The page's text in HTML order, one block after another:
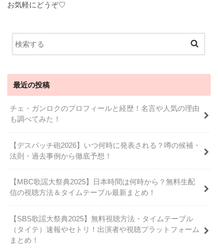
お気軽にどうぞ♡
最近の投稿
チェ・ガンロクのプロフィールと経歴！名言や人気の理由
も調べてみた！
【デスパッチ砲2026】いつ何時に発表される？噂の候補・
法則・過去事例から徹底予想！
【MBC歌謡大祭典2025】日本時間は何時から？無料生配
信の視聴方法＆タイムテーブル最新まとめ！
【SBS歌謡大祭典2025】無料視聴方法・タイムテーブル
（タイテ）速報やセトリ！出演者や視聴プラットフォーム
まとめ！